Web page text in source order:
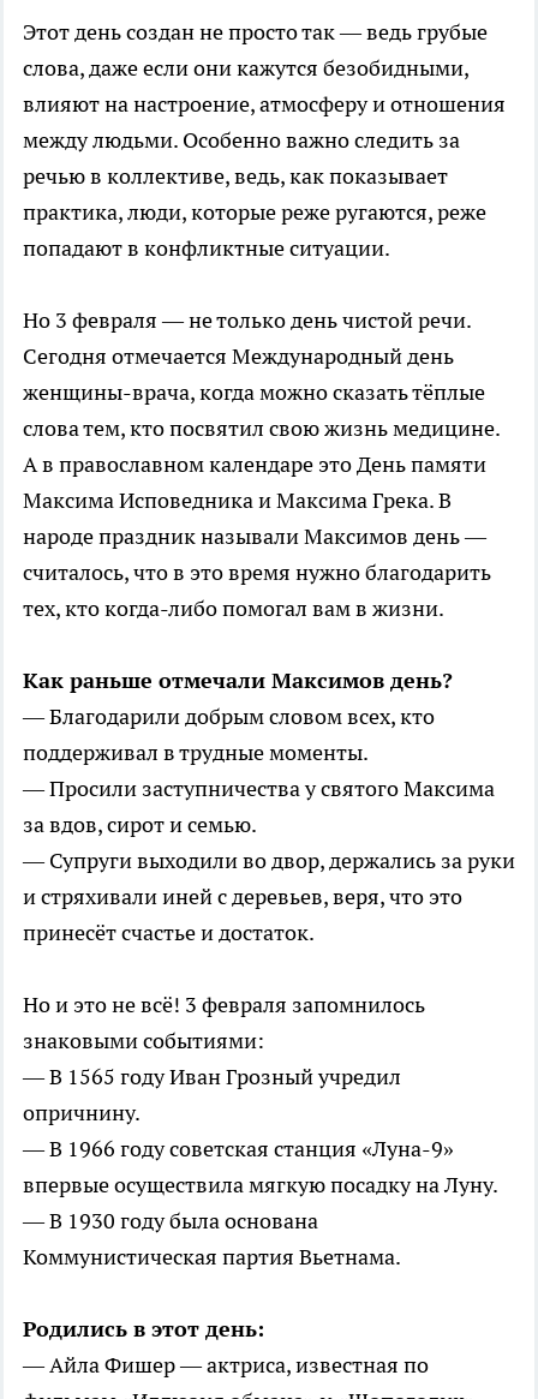
Этот день создан не просто так — ведь грубые
слова, даже если они кажутся безобидными,
влияют на настроение, атмосферу и отношения
между людьми. Особенно важно следить за
речью в коллективе, ведь, как показывает
практика, люди, которые реже ругаются, реже
попадают в конфликтные ситуации.
Но 3 февраля — не только день чистой речи.
Сегодня отмечается Международный день
женщины-врача, когда можно сказать тёплые
слова тем, кто посвятил свою жизнь медицине.
А в православном календаре это День памяти
Максима Исповедника и Максима Грека. В
народе праздник называли Максимов день —
считалось, что в это время нужно благодарить
тех, кто когда-либо помогал вам в жизни.
Как раньше отмечали Максимов день?
— Благодарили добрым словом всех, кто
поддерживал в трудные моменты.
— Просили заступничества у святого Максима
за вдов, сирот и семью.
— Супруги выходили во двор, держались за руки
и стряхивали иней с деревьев, веря, что это
принесёт счастье и достаток.
Но и это не всё! 3 февраля запомнилось
знаковыми событиями:
— В 1565 году Иван Грозный учредил
опричнину.
— В 1966 году советская станция «Луна-9»
впервые осуществила мягкую посадку на Луну.
— В 1930 году была основана
Коммунистическая партия Вьетнама.
Родились в этот день:
— Айла Фишер — актриса, известная по